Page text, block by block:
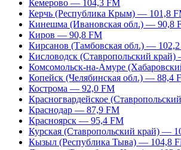
Кемерово — 104,3 FM
Керчь (Республика Крым) — 101,8
Кинешма (Ивановская обл.) — 90,8
Киров — 90,8 FM
Кирсанов (Тамбовская обл.) —
Кисловодск (Ставропольский
Комсомольск-на-Амуре
Копейск (Челябинская обл.) — 88,4
Кострома — 92,0 FM
Красногвардейское
Краснодар — 87,9 FM
Красноярск — 95,4 FM
Курская (Ставропольский край) —
Кызыл (Республика Тыва) — 104,8